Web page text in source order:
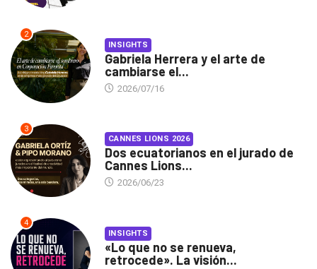
2
INSIGHTS
Gabriela Herrera y el arte de
cambiarse el...
2026/07/16
3
CANNES LIONS 2026
Dos ecuatorianos en el jurado de
Cannes Lions...
2026/06/23
4
INSIGHTS
«Lo que no se renueva,
retrocede». La visión...